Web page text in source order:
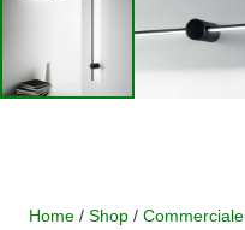
Home / Shop / Commerciale